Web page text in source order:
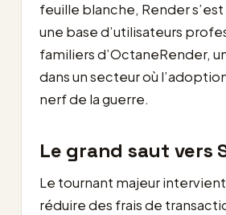
feuille blanche, Render
une base d’utilisateurs
familiers d’OctaneRender,
dans un secteur où
nerf de la guerre.
Le grand saut vers
Le tournant majeur
réduire des frais de